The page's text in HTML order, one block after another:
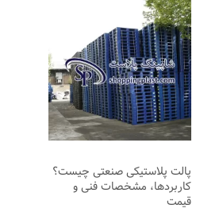
پالت پلاستیکی صنعتی چیست؟
کاربردها، مشخصات فنی و
قیمت